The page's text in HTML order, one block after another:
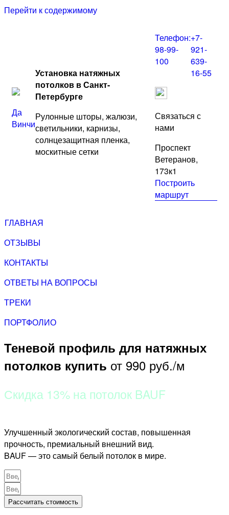
Перейти к содержимому
Да
Винчи
Установка натяжных
потолков в Санкт-
Петербурге
Рулонные шторы, жалюзи,
светильники, карнизы,
солнцезащитная пленка,
москитные сетки
Телефон:
98-99-
100
+7-
921-
639-
16-55
Связаться с
нами
Проспект
Ветеранов,
173к1
Построить
маршрут
ГЛАВНАЯ
ОТЗЫВЫ
КОНТАКТЫ
ОТВЕТЫ НА ВОПРОСЫ
ТРЕКИ
ПОРТФОЛИО
Теневой профиль для натяжных
потолков купить от 990 руб./м
Скидка 13% на потолок BAUF
Улучшенный экологический состав, повышенная
прочность, премиальный внешний вид.
BAUF — это самый белый потолок в мире.
Рассчитать стоимость